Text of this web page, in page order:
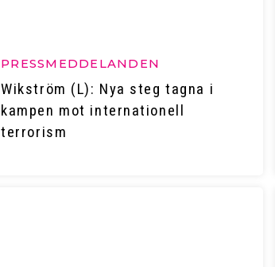
PRESSMEDDELANDEN
Wikström (L): Nya steg tagna i
kampen mot internationell
terrorism